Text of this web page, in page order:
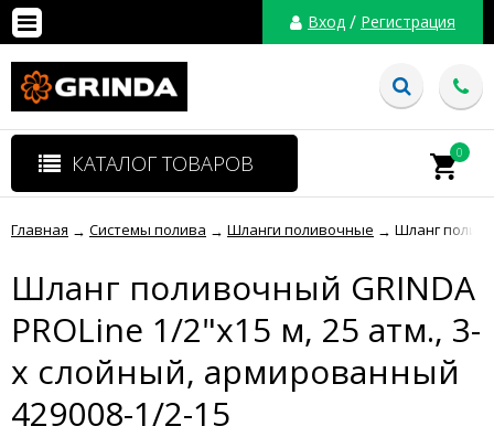
Вход / Регистрация
КАТАЛОГ ТОВАРОВ 0
Главная → Системы полива → Шланги поливочные → Шланг
Шланг поливочный GRINDA
PROLine 1/2"х15 м, 25 атм., 3-
х слойный, армированный
429008-1/2-15